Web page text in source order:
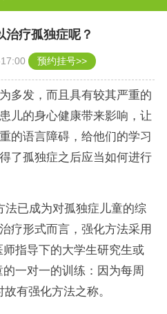
治疗孤独症呢？
预约挂号>>
多发，而且具有较其严重的
儿的身心健康带来影响，让
的语言障碍，给他们的学习
了孤独症之后应当如何进行
法已成为对孤独症儿童的综
疗形式而言，强化方法采用
指导下的大学生研究生或
一对一的训练：因为每周
有强化方法之称。